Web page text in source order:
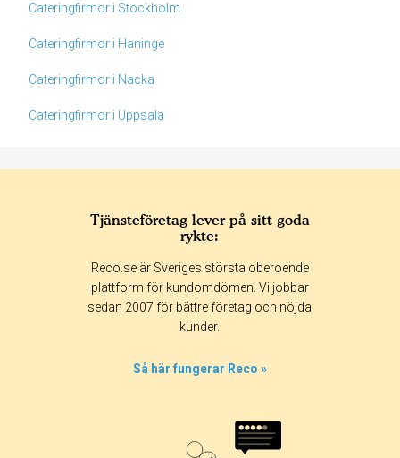
Cateringfirmor i Stockholm
Cateringfirmor i Haninge
Cateringfirmor i Nacka
Cateringfirmor i Uppsala
365 dagar 90 dagar
30 dagar
Tjänsteföretag lever på sitt goda
rykte:
Reco.se är Sveriges största oberoende
plattform för kundomdömen. Vi jobbar
sedan 2007 för bättre företag och nöjda
kunder.
Så här fungerar Reco »